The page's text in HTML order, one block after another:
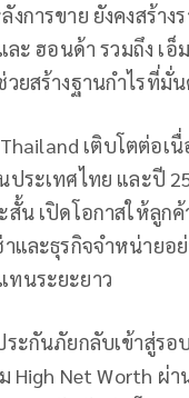
งการขาย ยังคงสร้า
ะ ฮอนด้า รวมถึง เ
ยสร้างฐานกำไรที่มั่
Thailand เติบโตต่อ
ประเทศไทย และปี
สั้น เปิดโอกาสให้ลูก
าและธุรกิจจำหน่าย
นระยะยาว
ระกันภัยกลับเข้าสู่ร
High Net Worth ผ่